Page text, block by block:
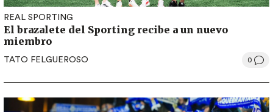
REAL SPORTING
El brazalete del Sporting recibe a un nuevo
miembro
TATO FELGUEROSO 0